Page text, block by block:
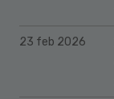
23 feb 2026